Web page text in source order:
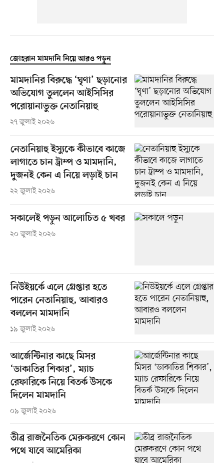
জোহরান মামদানি নিয়ে আরও পড়ুন
মামদানির বিরুদ্ধে ‘ঘৃণা’ ছড়ানোর
অভিযোগ তুললেন আইসিসির
পরোয়ানাভুক্ত নেতানিয়াহু
২৭ জুলাই ২০২৬
নেতানিয়াহু ইস্যুকে কীভাবে কাজে
লাগাতে চান ট্রাম্প ও মামদানি,
দুজনই কেন এ নিয়ে লড়াই চান
২২ জুলাই ২০২৬
সকালেই পড়ুন আলোচিত ৫ খবর
২০ জুলাই ২০২৬
নিউইয়র্কে এলে গ্রেপ্তার হতে
পারেন নেতানিয়াহু, আবারও
বললেন মামদানি
১৯ জুলাই ২০২৬
আর্জেন্টিনার কাছে মিসর
‘ডাকাতির শিকার’, ম্যাচ
রেফারিকে নিয়ে বিতর্ক উসকে
দিলেন মামদানি
০৯ জুলাই ২০২৬
তীব্র রাজনৈতিক মেরুকরণে কোন
পথে যাবে আমেরিকা